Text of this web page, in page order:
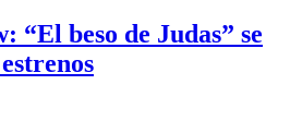
“El beso de Judas” se